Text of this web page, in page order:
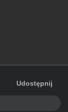
Udostępnij